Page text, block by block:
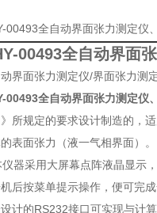
00493全自动界面张力测定仪
00493全自动界面
界面张力测定仪/界面张力测
00493全自动界面张力测定仪
所规定的要求设计制造的，
表面张力（液一气相界面）。
器采用大屏幕点阵液晶显示
后按菜单提示操作，便可完
计的RS232接口可实现与计